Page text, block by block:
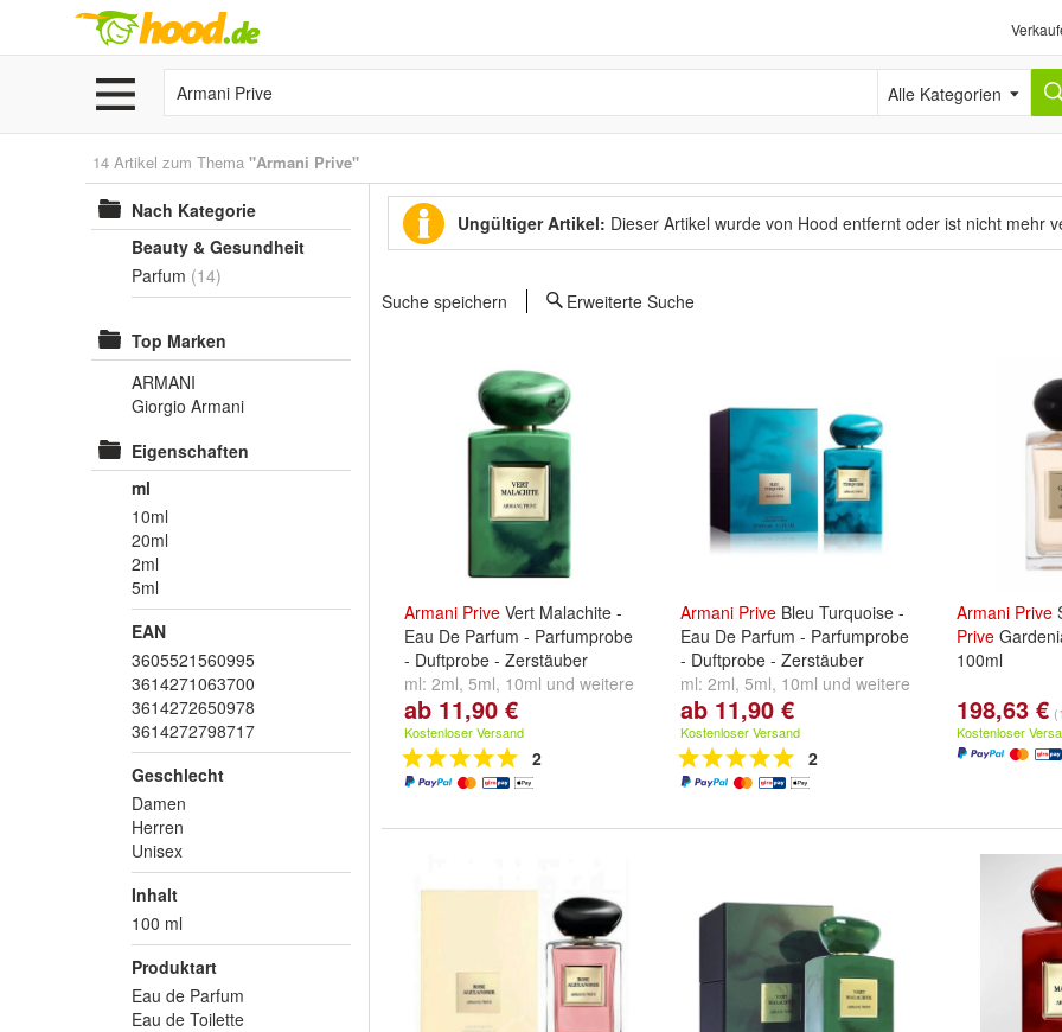
Alle Kategorien
14 Artikel zum Thema "Armani Prive"
Nach Kategorie
Beauty & Gesundheit
Parfum (14)
Top Marken
ARMANI
Giorgio Armani
Eigenschaften
ml
10ml
20ml
2ml
5ml
EAN
3605521560995
3614271063700
3614272650978
3614272798717
Geschlecht
Damen
Herren
Unisex
Inhalt
100 ml
Produktart
Eau de Parfum
Eau de Toilette
Ungültiger Artikel: Dieser Artikel wurde von Hood entfernt oder ist nicht mehr
Suche speichern Erweiterte Suche
Armani Prive Vert Malachite -
Eau De Parfum - Parfumprobe
- Duftprobe - Zerstäuber
ml: 2ml, 5ml, 10ml und weitere
...
ab 11,90 €
Kostenloser Versand
2
Armani Prive Bleu Turquoise -
Eau De Parfum - Parfumprobe
- Duftprobe - Zerstäuber
ml: 2ml, 5ml, 10ml und weitere
...
ab 11,90 €
Kostenloser Versand
2
Armani Prive
Prive
100ml
198,63 €
Kostenloser